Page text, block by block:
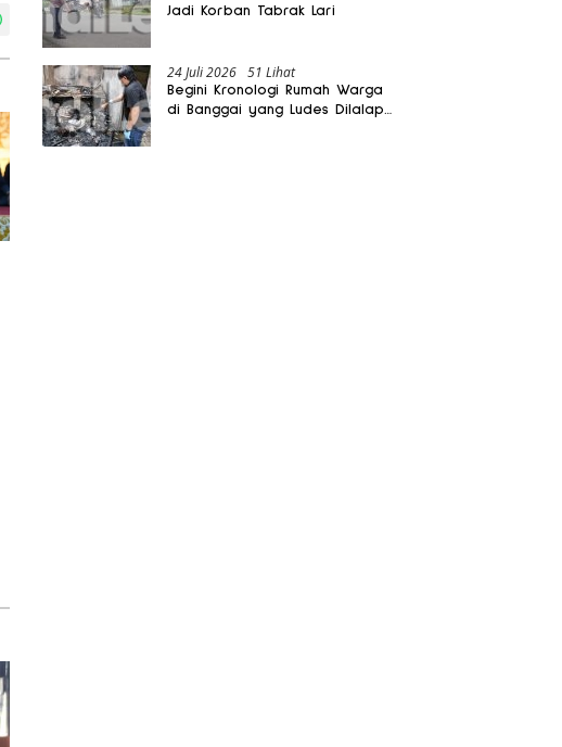
Jadi Korban Tabrak Lari
24 Juli 2026 51 Lihat
Begini Kronologi Rumah Warga
di Banggai yang Ludes Dilalap